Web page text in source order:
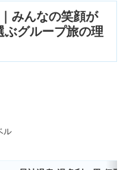
みんなの笑顔が
ぶグループ旅の理
ル